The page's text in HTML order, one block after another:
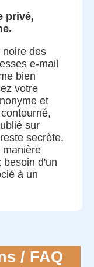
privé,
noire des
e-mail
bien
votre
et
sur
secrète.
manière
besoin d'un
à un
/ FAQ